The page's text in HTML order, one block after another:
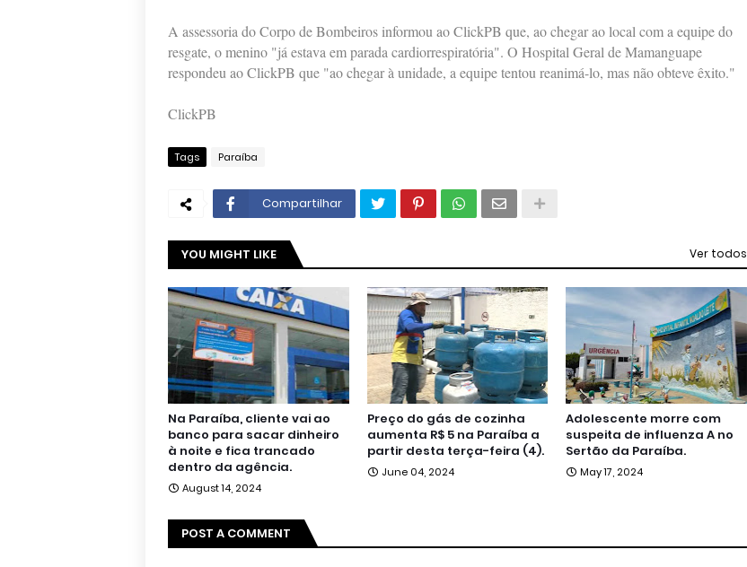
A assessoria do Corpo de Bombeiros informou ao ClickPB que, ao chegar ao local com a equipe do
resgate, o menino "já estava em parada cardiorrespiratória". O Hospital Geral de Mamanguape
respondeu ao ClickPB que "ao chegar à unidade, a equipe tentou reanimá-lo, mas não obteve êxito."
ClickPB
Tags Paraíba
Compartilhar
YOU MIGHT LIKE Ver todos
Na Paraíba, cliente vai ao
banco para sacar dinheiro
à noite e fica trancado
dentro da agência.
August 14, 2024
Preço do gás de cozinha
aumenta R$ 5 na Paraíba a
partir desta terça-feira (4).
June 04, 2024
Adolescente morre com
suspeita de influenza A no
Sertão da Paraíba.
May 17, 2024
POST A COMMENT